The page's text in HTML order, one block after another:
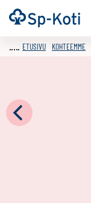
Siirry
sisältöön
Etusivu
ETUSIVU KOHTEEMME